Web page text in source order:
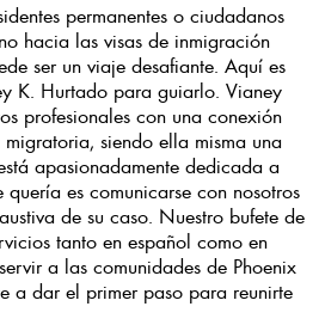
permanentes o ciudadanos
hacia las visas de inmigración
ser un viaje desafiante. Aquí es
K. Hurtado para guiarlo. Vianey
profesionales con una conexión
siendo ella misma una
apasionadamente dedicada a
es comunicarse con nosotros
de su caso. Nuestro bufete de
tanto en español como en
a las comunidades de Phoenix
a dar el primer paso para reunirte